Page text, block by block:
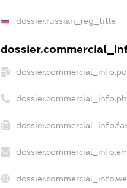
dossier.russian_reg_title